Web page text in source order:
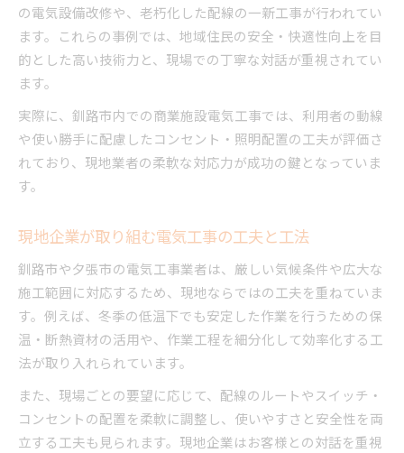
の電気設備改修や、老朽化した配線の一新工事が行われてい
ます。これらの事例では、地域住民の安全・快適性向上を目
的とした高い技術力と、現場での丁寧な対話が重視されてい
ます。
実際に、釧路市内での商業施設電気工事では、利用者の動線
や使い勝手に配慮したコンセント・照明配置の工夫が評価さ
れており、現地業者の柔軟な対応力が成功の鍵となっていま
す。
現地企業が取り組む電気工事の工夫と工法
釧路市や夕張市の電気工事業者は、厳しい気候条件や広大な
施工範囲に対応するため、現地ならではの工夫を重ねていま
す。例えば、冬季の低温下でも安定した作業を行うための保
温・断熱資材の活用や、作業工程を細分化して効率化する工
法が取り入れられています。
また、現場ごとの要望に応じて、配線のルートやスイッチ・
コンセントの配置を柔軟に調整し、使いやすさと安全性を両
立する工夫も見られます。現地企業はお客様との対話を重視